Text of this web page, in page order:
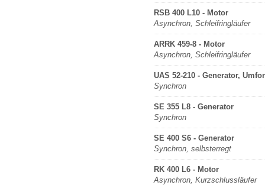
RSB 400 L10 - Motor
Asynchron, Schleifringläufer
ARRK 459-8 - Motor
Asynchron, Schleifringläufer
UAS 52-210 - Generator,
Synchron
SE 355 L8 - Generator
Synchron
SE 400 S6 - Generator
Synchron, selbsterregt
RK 400 L6 - Motor
Asynchron, Kurzschlussläufer